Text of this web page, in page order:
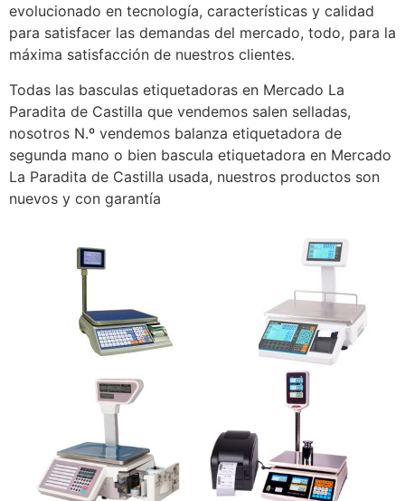
evolucionado en tecnología, características y calidad
para satisfacer las demandas del mercado, todo, para la
máxima satisfacción de nuestros clientes.
Todas las basculas etiquetadoras en Mercado La
Paradita de Castilla que vendemos salen selladas,
nosotros N.º vendemos balanza etiquetadora de
segunda mano o bien bascula etiquetadora en Mercado
La Paradita de Castilla usada, nuestros productos son
nuevos y con garantía